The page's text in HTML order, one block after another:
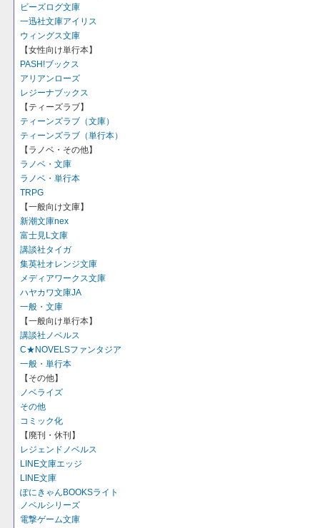
ビーズログ文庫
一迅社文庫アイリス
ウィングス文庫
【女性向け単行本】
PASH!ブックス
アリアンローズ
レジーナブックス
【ティーズラブ】
ティーンズラブ（文庫）
ティーンズラブ（単行本）
【ラノベ・その他】
ラノベ・文庫
ラノベ・単行本
TRPG
【一般向け文庫】
新潮文庫nex
富士見L文庫
講談社タイガ
集英社オレンジ文庫
メディアワークス文庫
ハヤカワ文庫JA
一般・文庫
【一般向け単行本】
講談社ノベルス
C★NOVELSファンタジア
一般・単行本
【その他】
ノベライズ
その他
コミック化
【廃刊・休刊】
レジェンドノベルス
LINE文庫エッジ
LINE文庫
ぽにきゃんBOOKSライト
ノベルシリーズ
電撃ゲーム文庫